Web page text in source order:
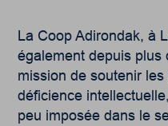
La Coop Adirondak, à
également depuis plus
mission de soutenir
déficience
peu imposée dans le